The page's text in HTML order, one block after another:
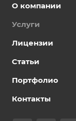
О компании
Услуги
Лицензии
Статьи
Портфолио
Контакты